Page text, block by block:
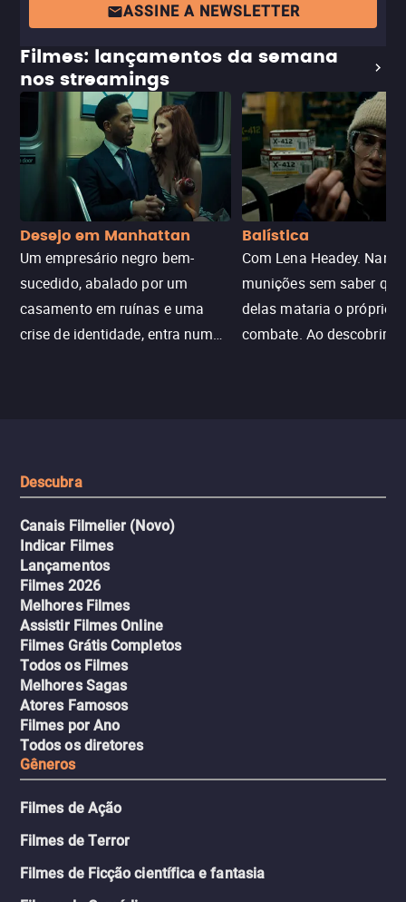
ASSINE A NEWSLETTER
Filmes: lançamentos da semana
nos streamings
Desejo em Manhattan
Um empresário negro bem-
sucedido, abalado por um
casamento em ruínas e uma
crise de identidade, entra num
Balística
Com Lena Headey.
munições sem saber
delas mataria o próprio
combate. Ao descobrir a
Descubra
Canais Filmelier (Novo)
Indicar Filmes
Lançamentos
Filmes 2026
Melhores Filmes
Assistir Filmes Online
Filmes Grátis Completos
Todos os Filmes
Melhores Sagas
Atores Famosos
Filmes por Ano
Todos os diretores
Gêneros
Filmes de Ação
Filmes de Terror
Filmes de Ficção científica e fantasia